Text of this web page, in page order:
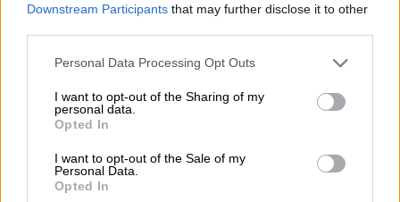
Downstream Participants that may further disclose it to other
Please note that this website/app uses one or more Google
not limited to your visit or usage behaviour. You may click to
grant or deny consent to Google and its third-party tags to
use your data for below specified purposes in below Google
consent section.
Personal Data Processing Opt Outs
I want to opt-out of the Sharing of my
personal data.
Opted In
I want to opt-out of the Sale of my
Personal Data.
Opted In